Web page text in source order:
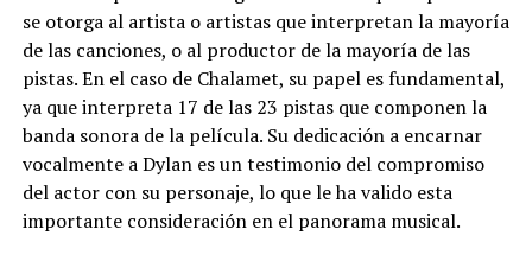
se otorga al artista o artistas que interpretan la mayoría
de las canciones, o al productor de la mayoría de las
pistas. En el caso de Chalamet, su papel es fundamental,
ya que interpreta 17 de las 23 pistas que componen la
banda sonora de la película. Su dedicación a encarnar
vocalmente a Dylan es un testimonio del compromiso
del actor con su personaje, lo que le ha valido esta
importante consideración en el panorama musical.